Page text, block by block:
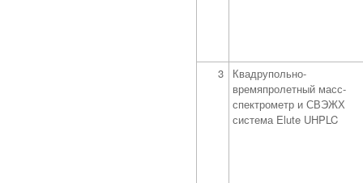
3
Квадрупольно-
времяпролетный масс-
спектрометр и СВЭЖХ
система Elute UHPLC